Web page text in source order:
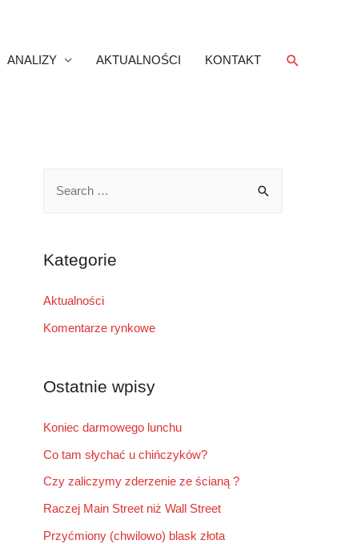
ANALIZY AKTUALNOŚCI KONTAKT Search
r
h
f
Kategorie
Aktualności
Komentarze rynkowe
Ostatnie wpisy
Koniec darmowego lunchu
Co tam słychać u chińczyków?
Czy zaliczymy zderzenie ze ścianą ?
Raczej Main Street niż Wall Street
Przyćmiony (chwilowo) blask złota